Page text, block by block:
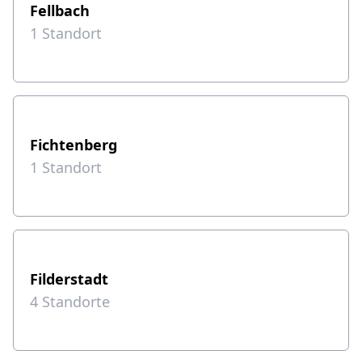
Fellbach
1 Standort
Fichtenberg
1 Standort
Filderstadt
4 Standorte